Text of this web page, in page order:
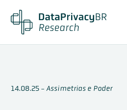
14.08.25-Assimetrias e Poder